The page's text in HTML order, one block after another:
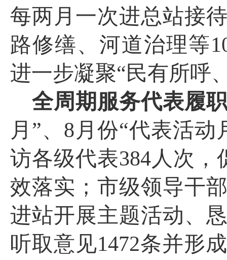
每两月一次进总站接
路修缮、河道治理等
进一步凝聚“民有所呼
全周期服务代表履
月”、 8 月份“代表活动
访各级代表384人次，
效落实； 市级领导干
进站开展主题活动、
听取意见1472条并形